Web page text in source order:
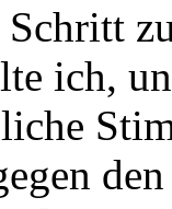
Schritt
ich,